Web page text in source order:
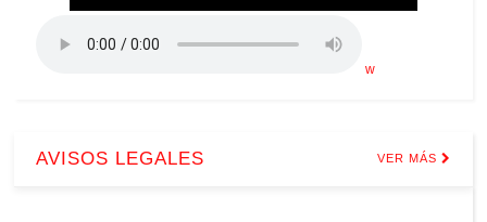
w
AVISOS LEGALES VER MÁS